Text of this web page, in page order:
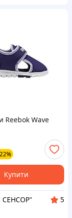
Reebok Wave
Купити
СЕНСОР"
5